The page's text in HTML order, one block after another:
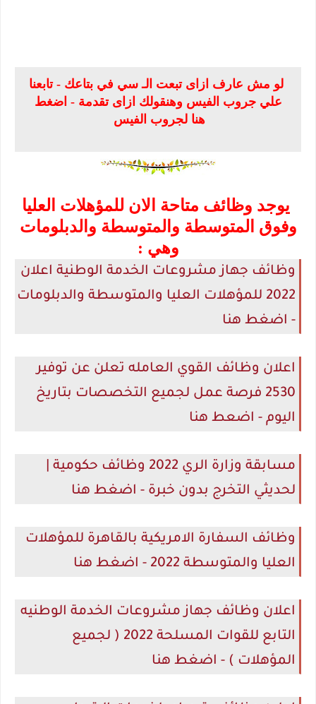
لو مش عارف ازاى تبعت الـ سي في بتاعك - تابعنا
علي جروب الفيس وهنقولك ازاى تقدمة - اضغط
هنا لجروب الفيس
يوجد وظائف متاحة الان للمؤهلات العليا
وفوق المتوسطة والمتوسطة والدبلومات
وهي :
وظائف جهاز مشروعات الخدمة الوطنية اعلان
2022 للمؤهلات العليا والمتوسطة والدبلومات
- اضغط هنا
اعلان وظائف القوي العامله تعلن عن توفير
2530 فرصة عمل لجميع التخصصات بتاريخ
اليوم - اضعط هنا
مسابقة وزارة الري 2022 وظائف حكومية |
لحديثي التخرج بدون خبرة - اضغط هنا
وظائف السفارة الامريكية بالقاهرة للمؤهلات
العليا والمتوسطة 2022 - اضغط هنا
اعلان وظائف جهاز مشروعات الخدمة الوطنيه
التابع للقوات المسلحة 2022 ( لجميع
المؤهلات ) - اضغط هنا